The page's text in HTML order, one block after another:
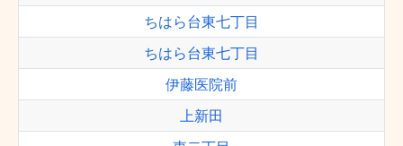
ちはら台東七丁目
ちはら台東七丁目
伊藤医院前
上新田